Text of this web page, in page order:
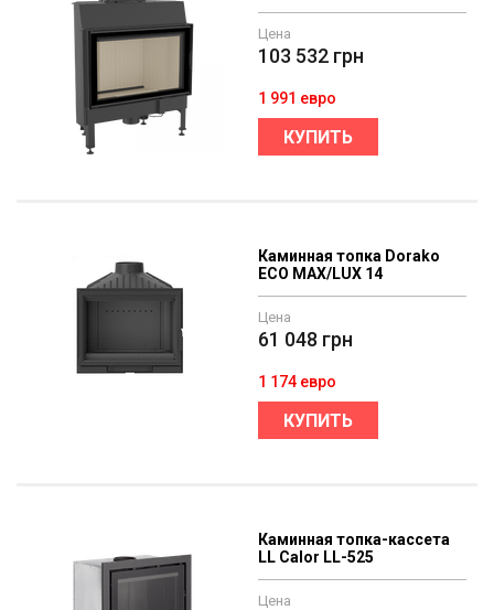
Цена
103 532 грн
1 991 евро
КУПИТЬ
Каминная топка Dorako
ECO MAX/LUX 14
Цена
61 048 грн
1 174 евро
КУПИТЬ
Каминная топка-кассета
LL Calor LL-525
Цена